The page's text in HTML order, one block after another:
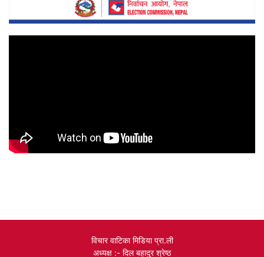
विचार वाटिका मिडिया प्रा.ली
अध्यक्ष :- दिल बहादुर श्रेष्ठ